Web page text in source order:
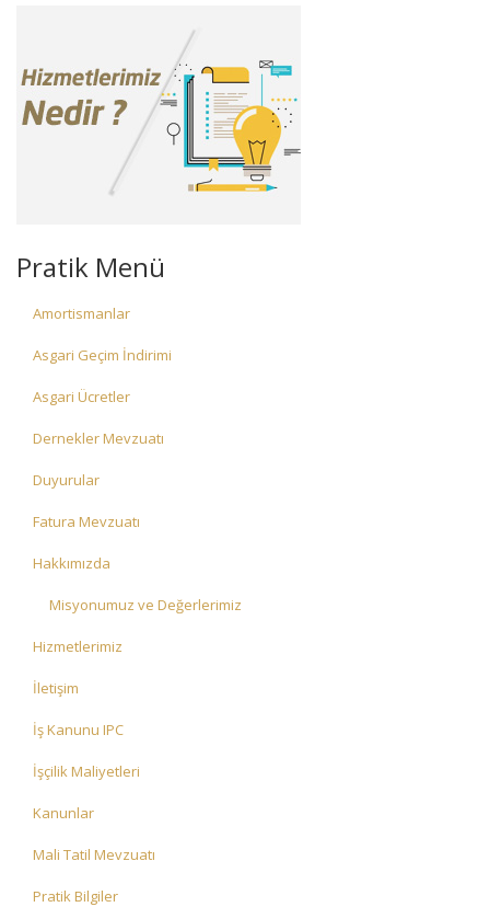
Pratik Menü
Amortismanlar
Asgari Geçim İndirimi
Asgari Ücretler
Dernekler Mevzuatı
Duyurular
Fatura Mevzuatı
Hakkımızda
Misyonumuz ve Değerlerimiz
Hizmetlerimiz
İletişim
İş Kanunu IPC
İşçilik Maliyetleri
Kanunlar
Mali Tatil Mevzuatı
Pratik Bilgiler